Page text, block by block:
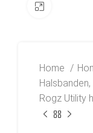
Home
Rogz Utility